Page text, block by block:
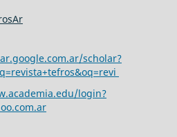
scholar?
login?